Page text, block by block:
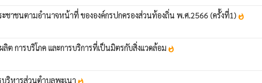
ชาชนตามอำนาจหน้าที่ ขององค์กรปกครองส่วนท้องถิ่น พ.ศ.2566 (ครั้งที่1) whatshot
ต การบริโภค และการบริการที่เป็นมิตรกับสิ่งแวดล้อม whatshot
บริหารส่วนตำบลพะเนา